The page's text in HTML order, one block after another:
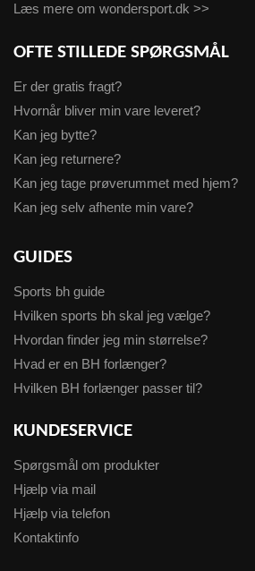
Læs mere om wondersport.dk >>
OFTE STILLEDE SPØRGSMÅL
Er der gratis fragt?
Hvornår bliver min vare leveret?
Kan jeg bytte?
Kan jeg returnere?
Kan jeg tage prøverummet med hjem?
Kan jeg selv afhente min vare?
GUIDES
Sports bh guide
Hvilken sports bh skal jeg vælge?
Hvordan finder jeg min størrelse?
Hvad er en BH forlænger?
Hvilken BH forlænger passer til?
KUNDESERVICE
Spørgsmål om produkter
Hjælp via mail
Hjælp via telefon
Kontaktinfo